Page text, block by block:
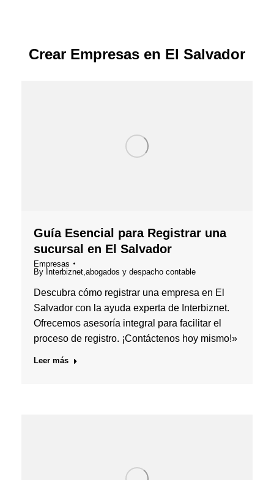
Crear Empresas en El Salvador
Guía Esencial para Registrar una
sucursal en El Salvador
Empresas
By Interbiznet,abogados y despacho contable
Descubra cómo registrar una empresa en El
Salvador con la ayuda experta de Interbiznet.
Ofrecemos asesoría integral para facilitar el
proceso de registro. ¡Contáctenos hoy mismo!»
Leer más